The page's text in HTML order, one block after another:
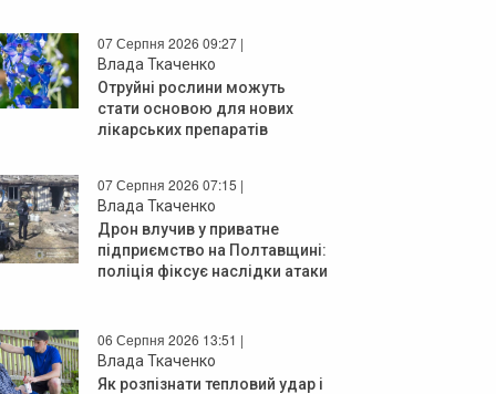
07 Серпня 2026 09:27 |
Влада Ткаченко
Отруйні рослини можуть
стати основою для нових
лікарських препаратів
07 Серпня 2026 07:15 |
Влада Ткаченко
Дрон влучив у приватне
підприємство на Полтавщині:
поліція фіксує наслідки атаки
06 Серпня 2026 13:51 |
Влада Ткаченко
Як розпізнати тепловий удар і